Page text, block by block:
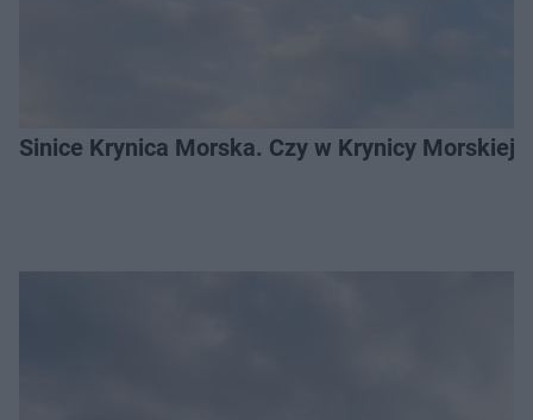
Sinice Krynica Morska. Czy w Krynicy Morskiej